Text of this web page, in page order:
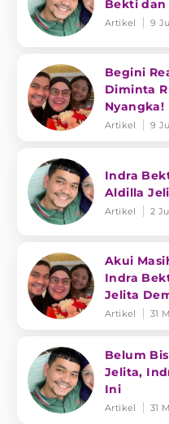
Bekti
Artikel 9
Begini
Diminta
Nyangka!
Artikel 9
Indra
Aldilla
Artikel 2
Akui
Indra
Jelita
Artikel 31
Belum
Jelita,
Ini
Artikel 31